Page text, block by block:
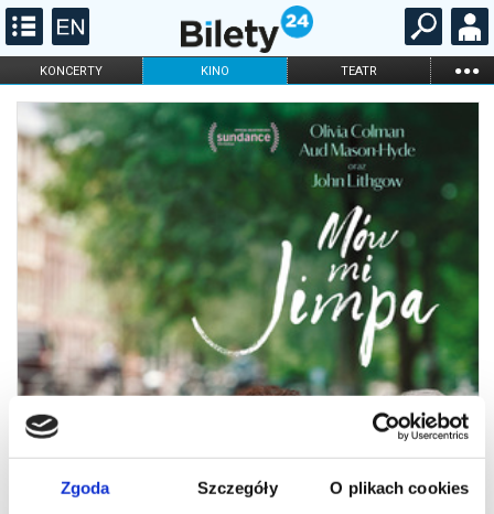
Zgoda Szczegóły O plikach cookies
KONCERTY KINO TEATR ...
FILHARMONIA OPERA I BALET
STAND-UP
DLA DZIECI
ONLINE KARNETY